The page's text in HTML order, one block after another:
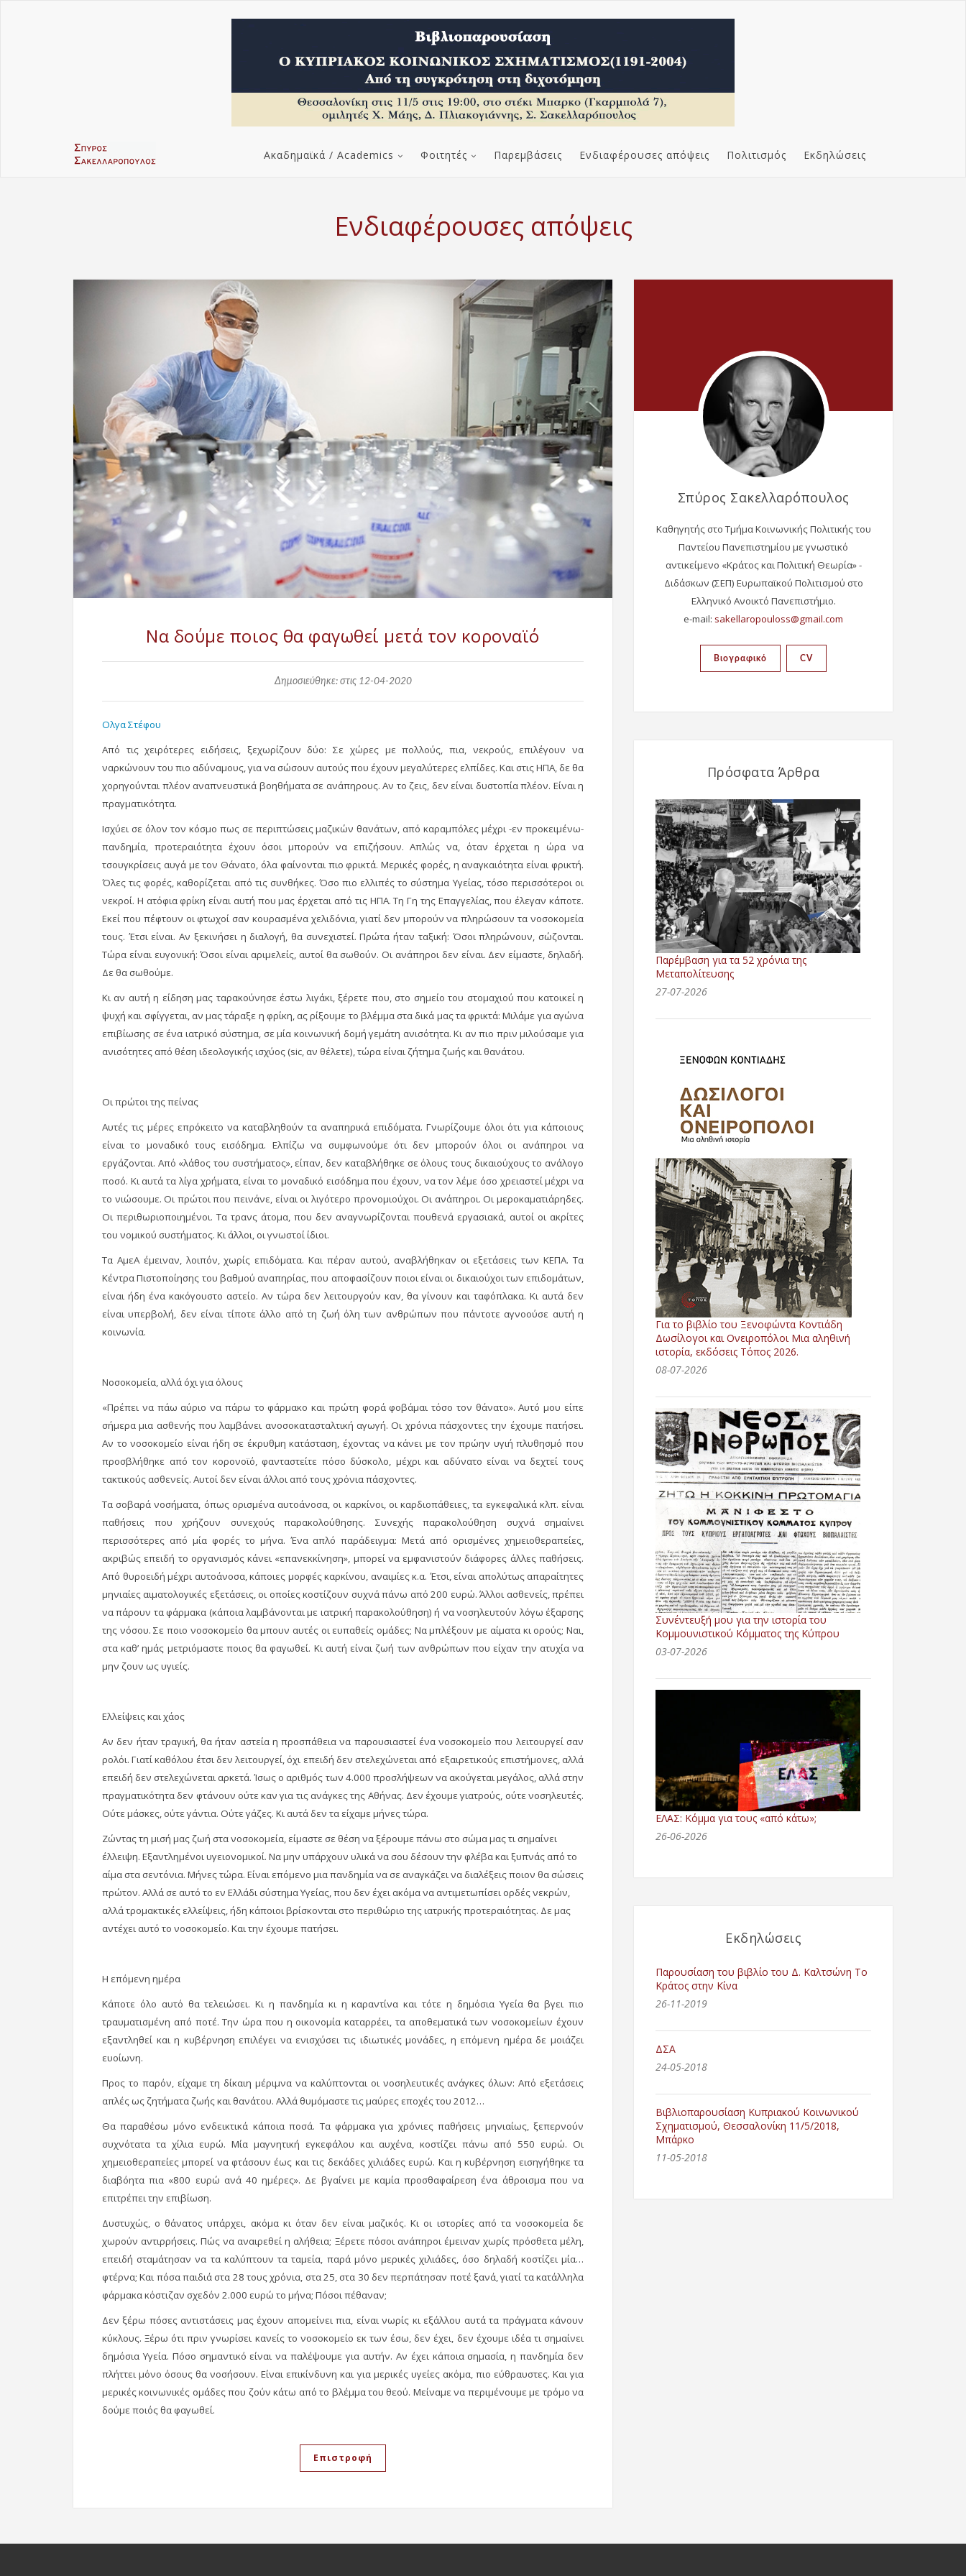
Ακαδημαϊκά / Academics Φοιτητές Παρεμβάσεις Ενδιαφέρουσες απόψεις Πολιτισμός Εκδηλώσεις
Ενδιαφέρουσες απόψεις
Να δούμε ποιος θα φαγωθεί μετά τον κοροναϊό
Δημοσιεύθηκε: στις 12-04-2020
Ολγα Στέφου
Από τις χειρότερες ειδήσεις, ξεχωρίζουν δύο: Σε χώρες με πολλούς, πια, νεκρούς, επιλέγουν να
ναρκώνουν του πιο αδύναμους, για να σώσουν αυτούς που έχουν μεγαλύτερες ελπίδες. Και στις ΗΠΑ, δε θα
χορηγούνται πλέον αναπνευστικά βοηθήματα σε ανάπηρους. Αν το ζεις, δεν είναι δυστοπία πλέον. Είναι η
πραγματικότητα.
Ισχύει σε όλον τον κόσμο πως σε περιπτώσεις μαζικών θανάτων, από καραμπόλες μέχρι -εν προκειμένω-
πανδημία, προτεραιότητα έχουν όσοι μπορούν να επιζήσουν. Απλώς να, όταν έρχεται η ώρα να
τσουγκρίσεις αυγά με τον Θάνατο, όλα φαίνονται πιο φρικτά. Μερικές φορές, η αναγκαιότητα είναι φρικτή.
Όλες τις φορές, καθορίζεται από τις συνθήκες. Όσο πιο ελλιπές το σύστημα Υγείας, τόσο περισσότεροι οι
νεκροί. Η ατόφια φρίκη είναι αυτή που μας έρχεται από τις ΗΠΑ. Τη Γη της Επαγγελίας, που έλεγαν κάποτε.
Εκεί που πέφτουν οι φτωχοί σαν κουρασμένα χελιδόνια, γιατί δεν μπορούν να πληρώσουν τα νοσοκομεία
τους. Έτσι είναι. Αν ξεκινήσει η διαλογή, θα συνεχιστεί. Πρώτα ήταν ταξική: Όσοι πληρώνουν, σώζονται.
Τώρα είναι ευγονική: Όσοι είναι αριμελείς, αυτοί θα σωθούν. Οι ανάπηροι δεν είναι. Δεν είμαστε, δηλαδή.
Δε θα σωθούμε.
Κι αν αυτή η είδηση μας ταρακούνησε έστω λιγάκι, ξέρετε που, στο σημείο του στομαχιού που κατοικεί η
ψυχή και σφίγγεται, αν μας τάραξε η φρίκη, ας ρίξουμε το βλέμμα στα δικά μας τα φρικτά: Μιλάμε για αγώνα
επιβίωσης σε ένα ιατρικό σύστημα, σε μία κοινωνική δομή γεμάτη ανισότητα. Κι αν πιο πριν μιλούσαμε για
ανισότητες από θέση ιδεολογικής ισχύος (sic, αν θέλετε), τώρα είναι ζήτημα ζωής και θανάτου.
Οι πρώτοι της πείνας
Αυτές τις μέρες επρόκειτο να καταβληθούν τα αναπηρικά επιδόματα. Γνωρίζουμε όλοι ότι για κάποιους
είναι το μοναδικό τους εισόδημα. Ελπίζω να συμφωνούμε ότι δεν μπορούν όλοι οι ανάπηροι να
εργάζονται. Από «λάθος του συστήματος», είπαν, δεν καταβλήθηκε σε όλους τους δικαιούχους το ανάλογο
ποσό. Κι αυτά τα λίγα χρήματα, είναι το μοναδικό εισόδημα που έχουν, να τον λέμε όσο χρειαστεί μέχρι να
το νιώσουμε. Οι πρώτοι που πεινάνε, είναι οι λιγότερο προνομιούχοι. Οι ανάπηροι. Οι μεροκαματιάρηδες.
Οι περιθωριοποιημένοι. Τα τρανς άτομα, που δεν αναγνωρίζονται πουθενά εργασιακά, αυτοί οι ακρίτες
του νομικού συστήματος. Κι άλλοι, οι γνωστοί ίδιοι.
Τα ΑμεΑ έμειναν, λοιπόν, χωρίς επιδόματα. Και πέραν αυτού, αναβλήθηκαν οι εξετάσεις των ΚΕΠΑ. Τα
Κέντρα Πιστοποίησης του βαθμού αναπηρίας, που αποφασίζουν ποιοι είναι οι δικαιούχοι των επιδομάτων,
είναι ήδη ένα κακόγουστο αστείο. Αν τώρα δεν λειτουργούν καν, θα γίνουν και ταφόπλακα. Κι αυτά δεν
είναι υπερβολή, δεν είναι τίποτε άλλο από τη ζωή όλη των ανθρώπων που πάντοτε αγνοούσε αυτή η
κοινωνία.
Νοσοκομεία, αλλά όχι για όλους
«Πρέπει να πάω αύριο να πάρω το φάρμακο και πρώτη φορά φοβάμαι τόσο τον θάνατο». Αυτό μου είπε
σήμερα μια ασθενής που λαμβάνει ανοσοκατασταλτική αγωγή. Οι χρόνια πάσχοντες την έχουμε πατήσει.
Αν το νοσοκομείο είναι ήδη σε έκρυθμη κατάσταση, έχοντας να κάνει με τον πρώην υγιή πλυθησμό που
προσβλήθηκε από τον κορονοϊό, φανταστείτε πόσο δύσκολο, μέχρι και αδύνατο είναι να δεχτεί τους
τακτικούς ασθενείς. Αυτοί δεν είναι άλλοι από τους χρόνια πάσχοντες.
Τα σοβαρά νοσήματα, όπως ορισμένα αυτοάνοσα, οι καρκίνοι, οι καρδιοπάθειες, τα εγκεφαλικά κλπ. είναι
παθήσεις που χρήζουν συνεχούς παρακολούθησης. Συνεχής παρακολούθηση συχνά σημαίνει
περισσότερες από μία φορές το μήνα. Ένα απλό παράδειγμα: Μετά από ορισμένες χημειοθεραπείες,
ακριβώς επειδή το οργανισμός κάνει «επανεκκίνηση», μπορεί να εμφανιστούν διάφορες άλλες παθήσεις.
Από θυροειδή μέχρι αυτοάνοσα, κάποιες μορφές καρκίνου, αναιμίες κ.α. Έτσι, είναι απολύτως απαραίτητες
μηνιαίες αιματολογικές εξετάσεις, οι οποίες κοστίζουν συχνά πάνω από 200 ευρώ. Άλλοι ασθενείς, πρέπει
να πάρουν τα φάρμακα (κάποια λαμβάνονται με ιατρική παρακολούθηση) ή να νοσηλευτούν λόγω έξαρσης
της νόσου. Σε ποιο νοσοκομείο θα μπουν αυτές οι ευπαθείς ομάδες; Να μπλέξουν με αίματα κι ορούς; Ναι,
στα καθ’ ημάς μετριόμαστε ποιος θα φαγωθεί. Κι αυτή είναι ζωή των ανθρώπων που είχαν την ατυχία να
μην ζουν ως υγιείς.
Ελλείψεις και χάος
Αν δεν ήταν τραγική, θα ήταν αστεία η προσπάθεια να παρουσιαστεί ένα νοσοκομείο που λειτουργεί σαν
ρολόι. Γιατί καθόλου έτσι δεν λειτουργεί, όχι επειδή δεν στελεχώνεται από εξαιρετικούς επιστήμονες, αλλά
επειδή δεν στελεχώνεται αρκετά. Ίσως ο αριθμός των 4.000 προσλήψεων να ακούγεται μεγάλος, αλλά στην
πραγματικότητα δεν φτάνουν ούτε καν για τις ανάγκες της Αθήνας. Δεν έχουμε γιατρούς, ούτε νοσηλευτές.
Ούτε μάσκες, ούτε γάντια. Ούτε γάζες. Κι αυτά δεν τα είχαμε μήνες τώρα.
Ζώντας τη μισή μας ζωή στα νοσοκομεία, είμαστε σε θέση να ξέρουμε πάνω στο σώμα μας τι σημαίνει
έλλειψη. Εξαντλημένοι υγειονομικοί. Να μην υπάρχουν υλικά να σου δέσουν την φλέβα και ξυπνάς από το
αίμα στα σεντόνια. Μήνες τώρα. Είναι επόμενο μια πανδημία να σε αναγκάζει να διαλέξεις ποιον θα σώσεις
πρώτον. Αλλά σε αυτό το εν Ελλάδι σύστημα Υγείας, που δεν έχει ακόμα να αντιμετωπίσει ορδές νεκρών,
αλλά τρομακτικές ελλείψεις, ήδη κάποιοι βρίσκονται στο περιθώριο της ιατρικής προτεραιότητας. Δε μας
αντέχει αυτό το νοσοκομείο. Και την έχουμε πατήσει.
Η επόμενη ημέρα
Κάποτε όλο αυτό θα τελειώσει. Κι η πανδημία κι η καραντίνα και τότε η δημόσια Υγεία θα βγει πιο
τραυματισμένη από ποτέ. Την ώρα που η οικονομία καταρρέει, τα αποθεματικά των νοσοκομείων έχουν
εξαντληθεί και η κυβέρνηση επιλέγει να ενισχύσει τις ιδιωτικές μονάδες, η επόμενη ημέρα δε μοιάζει
ευοίωνη.
Προς το παρόν, είχαμε τη δίκαιη μέριμνα να καλύπτονται οι νοσηλευτικές ανάγκες όλων: Από εξετάσεις
απλές ως ζητήματα ζωής και θανάτου. Αλλά θυμόμαστε τις μαύρες εποχές του 2012…
Θα παραθέσω μόνο ενδεικτικά κάποια ποσά. Τα φάρμακα για χρόνιες παθήσεις μηνιαίως, ξεπερνούν
συχνότατα τα χίλια ευρώ. Μία μαγνητική εγκεφάλου και αυχένα, κοστίζει πάνω από 550 ευρώ. Οι
χημειοθεραπείες μπορεί να φτάσουν έως και τις δεκάδες χιλιάδες ευρώ. Και η κυβέρνηση εισηγήθηκε τα
διαβόητα πια «800 ευρώ ανά 40 ημέρες». Δε βγαίνει με καμία προσθαφαίρεση ένα άθροισμα που να
επιτρέπει την επιβίωση.
Δυστυχώς, ο θάνατος υπάρχει, ακόμα κι όταν δεν είναι μαζικός. Κι οι ιστορίες από τα νοσοκομεία δε
χωρούν αντιρρήσεις. Πώς να αναιρεθεί η αλήθεια; Ξέρετε πόσοι ανάπηροι έμειναν χωρίς πρόσθετα μέλη,
επειδή σταμάτησαν να τα καλύπτουν τα ταμεία, παρά μόνο μερικές χιλιάδες, όσο δηλαδή κοστίζει μία…
φτέρνα; Και πόσα παιδιά στα 28 τους χρόνια, στα 25, στα 30 δεν περπάτησαν ποτέ ξανά, γιατί τα κατάλληλα
φάρμακα κόστιζαν σχεδόν 2.000 ευρώ το μήνα; Πόσοι πέθαναν;
Δεν ξέρω πόσες αντιστάσεις μας έχουν απομείνει πια, είναι νωρίς κι εξάλλου αυτά τα πράγματα κάνουν
κύκλους. Ξέρω ότι πριν γνωρίσει κανείς το νοσοκομείο εκ των έσω, δεν έχει, δεν έχουμε ιδέα τι σημαίνει
δημόσια Υγεία. Πόσο σημαντικό είναι να παλέψουμε για αυτήν. Αν έχει κάποια σημασία, η πανδημία δεν
πλήττει μόνο όσους θα νοσήσουν. Είναι επικίνδυνη και για μερικές υγείες ακόμα, πιο εύθραυστες. Και για
μερικές κοινωνικές ομάδες που ζούν κάτω από το βλέμμα του θεού. Μείναμε να περιμένουμε με τρόμο να
δούμε ποιός θα φαγωθεί.
Επιστροφή
Σπύρος Σακελλαρόπουλος
Καθηγητής στο Τμήμα Κοινωνικής Πολιτικής του
Παντείου Πανεπιστημίου με γνωστικό
αντικείμενο «Κράτος και Πολιτική Θεωρία» -
Διδάσκων (ΣΕΠ) Ευρωπαϊκού Πολιτισμού στο
Ελληνικό Ανοικτό Πανεπιστήμιο.
e-mail:
Βιογραφικό CV
Πρόσφατα Άρθρα
Παρέμβαση για τα 52 χρόνια της
Μεταπολίτευσης
27-07-2026
Για το βιβλίο του Ξενοφώντα Κοντιάδη
Δωσίλογοι και Ονειροπόλοι Μια αληθινή
ιστορία, εκδόσεις Τόπος 2026.
08-07-2026
Συνέντευξή μου για την ιστορία του
Κομμουνιστικού Κόμματος της Κύπρου
03-07-2026
ΕΛΑΣ: Κόμμα για τους «από κάτω»;
26-06-2026
Εκδηλώσεις
Παρουσίαση του βιβλίο του Δ. Καλτσώνη Το
Κράτος στην Κίνα
26-11-2019
ΔΣΑ
24-05-2018
Βιβλιοπαρουσίαση Κυπριακού Κοινωνικού
Σχηματισμού, Θεσσαλονίκη 11/5/2018,
Μπάρκο
11-05-2018